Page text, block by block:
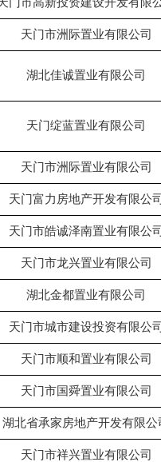
天门市洲际置业有限公司
湖北佳诚置业有限公司
天门绽蓝置业有限公司
天门市洲际置业有限公司
天门富力房地产开发有限公司
天门市皓诚泽南置业有限公司
天门市龙兴置业有限公司
湖北金都置业有限公司
天门市城市建设投资有限公司
天门市顺和置业有限公司
天门市国舜置业有限公司
湖北省承家房地产开发有限公
天门市祥兴置业有限公司